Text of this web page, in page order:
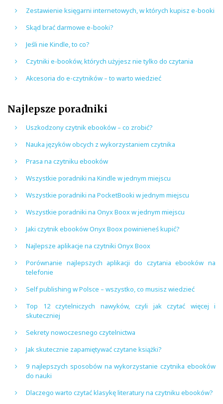
Zestawienie księgarni internetowych, w których kupisz e-booki
Skąd brać darmowe e-booki?
Jeśli nie Kindle, to co?
Czytniki e-booków, których użyjesz nie tylko do czytania
Akcesoria do e-czytników – to warto wiedzieć
Najlepsze poradniki
Uszkodzony czytnik ebooków – co zrobić?
Nauka języków obcych z wykorzystaniem czytnika
Prasa na czytniku ebooków
Wszystkie poradniki na Kindle w jednym miejscu
Wszystkie poradniki na PocketBooki w jednym miejscu
Wszystkie poradniki na Onyx Boox w jednym miejscu
Jaki czytnik ebooków Onyx Boox powinieneś kupić?
Najlepsze aplikacje na czytniki Onyx Boox
Porównanie najlepszych aplikacji do czytania ebooków na
telefonie
Self publishing w Polsce – wszystko, co musisz wiedzieć
Top 12 czytelniczych nawyków, czyli jak czytać więcej i
skuteczniej
Sekrety nowoczesnego czytelnictwa
Jak skutecznie zapamiętywać czytane książki?
9 najlepszych sposobów na wykorzystanie czytnika ebooków
do nauki
Dlaczego warto czytać klasykę literatury na czytniku ebooków?